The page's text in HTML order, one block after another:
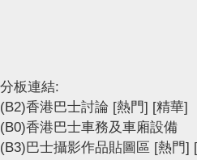
分板連結:
(B2)香港巴士討論 [熱門] [精華]
(B0)香港巴士車務及車廂設備
(B3)巴士攝影作品貼圖區 [熱門]